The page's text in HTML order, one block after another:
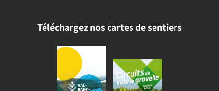
Téléchargez nos cartes de sentiers